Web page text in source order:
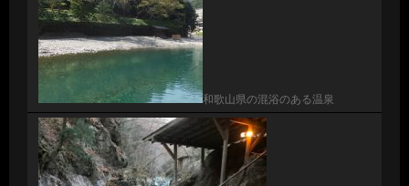
和歌山県の混浴のある温泉